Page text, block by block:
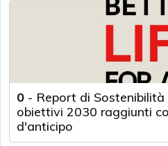
0 - Report di
obiettivi 2030 raggiunti
d'anticipo